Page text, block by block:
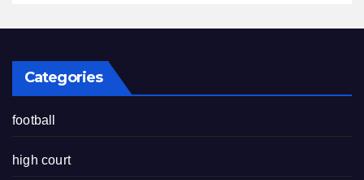
Categories
football
high court